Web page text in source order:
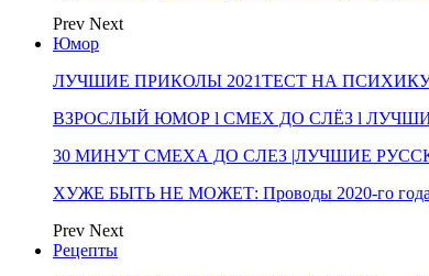
Prev Next
Юмор
ЛУЧШИЕ ПРИКОЛЫ 2021ТЕСТ НА ПСИХИКУ
ВЗРОСЛЫЙ ЮМОР l СМЕХ ДО СЛЁЗ l ЛУЧШИЕ
30 МИНУТ СМЕХА ДО СЛЕЗ |ЛУЧШИЕ
ХУЖЕ БЫТЬ НЕ МОЖЕТ: Проводы 2020-го
Prev Next
Рецепты